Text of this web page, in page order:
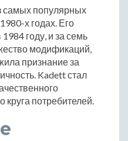
самых популярных
х годах. Его
году, и за семь
модификаций,
признание за
Kadett стал
круга потребителей.